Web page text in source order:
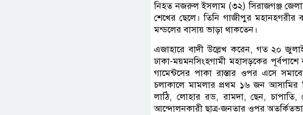
নিহত নজরুল ইসলাম (৩২) সিরাজগঞ্জ
শেখের ছেলে। তিনি গাজীপুর মহানহগরীর
মন্ডলের বাসায় ভাড়া থাকতেন।
এজাহারে বাদী উল্লেখ করেন, গত ২০
ঢাকা-ময়মনসিংহগামী মহাসড়কের
গামেন্টসের পাকা রাস্তার ওপর এসে
চলাকালে মামলার প্রথম ১৬ জন আসামির
লাঠি, লোহার রড, রামদা, ছেন, চাপাতি,
আন্দোলনকারী ছাত্র-জনতার ওপর